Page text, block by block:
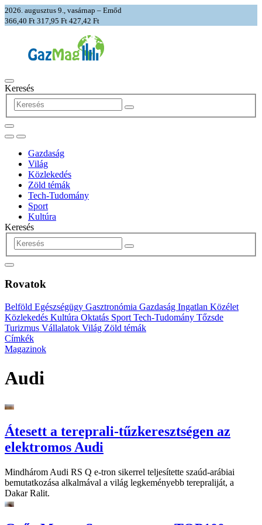
2026. augusztus 9., vasárnap – Emőd
366,40 Ft 317,95 Ft 427,42 Ft
Keresés
Gazdaság
Világ
Közlekedés
Zöld témák
Tech-Tudomány
Sport
Kultúra
Keresés
Rovatok
Belföld Egészségügy Gasztronómia Gazdaság Ingatlan Közélet
Közlekedés Kultúra Oktatás Sport Tech-Tudomány Tőzsde
Turizmus Vállalatok Világ Zöld témák
Címkék
Magazinok
Audi
Átesett a tereprali-tűzkeresztségen az
elektromos Audi
Mindhárom Audi RS Q e-tron sikerrel teljesítette szaúd-arábiai
bemutatkozása alkalmával a világ legkeményebb terepraliját, a
Dakar Ralit.